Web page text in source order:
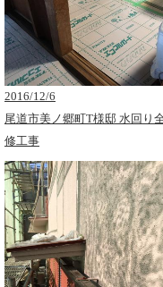
2016/12/6
尾道市美ノ郷町T様邸 水回り
修工事